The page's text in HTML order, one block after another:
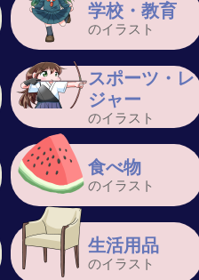
学校・教育
のイラスト
スポーツ・レ
ジャー
のイラスト
食べ物
のイラスト
生活用品
のイラスト